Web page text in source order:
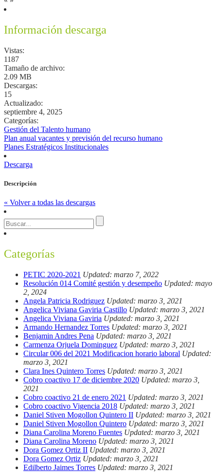
Información descarga
Vistas:
1187
Tamaño de archivo:
2.09 MB
Descargas:
15
Actualizado:
septiembre 4, 2025
Categorías:
Gestión del Talento humano
Plan anual vacantes y previsión del recurso humano
Planes Estratégicos Institucionales
Descarga
Descripción
« Volver a todas las descargas
Categorías
PETIC 2020-2021 Updated: marzo 7, 2022
Resolución 014 Comité gestión y desempeño Updated: mayo
2, 2024
Angela Patricia Rodriguez Updated: marzo 3, 2021
Angelica Viviana Gaviria Castillo Updated: marzo 3, 2021
Angelica Viviana Gaviria Updated: marzo 3, 2021
Armando Hernandez Torres Updated: marzo 3, 2021
Benjamin Andres Pena Updated: marzo 3, 2021
Carmenza Orjuela Dominguez Updated: marzo 3, 2021
Circular 006 del 2021 Modificacion horario laboral Updated:
marzo 3, 2021
Clara Ines Quintero Torres Updated: marzo 3, 2021
Cobro coactivo 17 de diciembre 2020 Updated: marzo 3,
2021
Cobro coactivo 21 de enero 2021 Updated: marzo 3, 2021
Cobro coactivo Vigencia 2018 Updated: marzo 3, 2021
Daniel Stiven Mogollon Quintero II Updated: marzo 3, 2021
Daniel Stiven Mogollon Quintero Updated: marzo 3, 2021
Diana Carolina Moreno Fuentes Updated: marzo 3, 2021
Diana Carolina Moreno Updated: marzo 3, 2021
Dora Gomez Ortiz II Updated: marzo 3, 2021
Dora Gomez Ortiz Updated: marzo 3, 2021
Edilberto Jaimes Torres Updated: marzo 3, 2021